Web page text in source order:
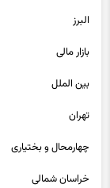
البرز
بازار مالی
بین الملل
تهران
چهارمحال و بختیاری
خراسان شمالی